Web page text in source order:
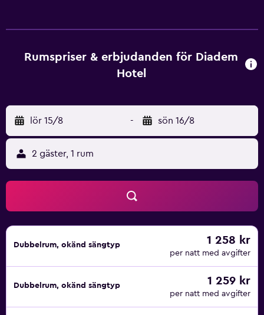
Rumspriser & erbjudanden för Diadem
Hotel
lör 15/8 - sön 16/8
2 gäster, 1 rum
Dubbelrum, okänd sängtyp 1 258 kr
per natt med avgifter
Dubbelrum, okänd sängtyp 1 259 kr
per natt med avgifter